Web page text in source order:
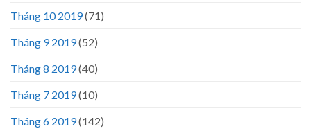
Tháng 10 2019(71)
Tháng 9 2019(52)
Tháng 8 2019(40)
Tháng 7 2019(10)
Tháng 6 2019(142)